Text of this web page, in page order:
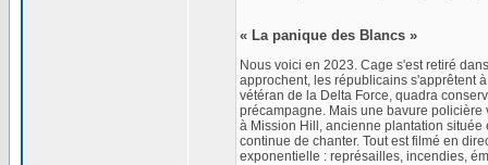
« La panique des Blancs »
Nous voici en 2023. Cage s'est retiré
approchent, les républicains s'apprêtent
vétéran de la Delta Force, quadra
précampagne. Mais une bavure
à Mission Hill, ancienne plantation
continue de chanter. Tout est filmé en
exponentielle : représailles, incendies,